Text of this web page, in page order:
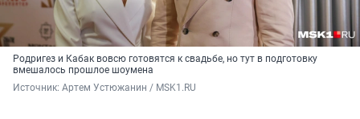
Родригез и Кабак вовсю готовятся к свадьбе, но тут в подготовку
вмешалось прошлое шоумена
Источник: Артем Устюжанин / MSK1.RU